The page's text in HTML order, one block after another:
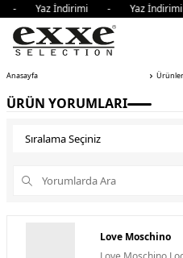
- Yaz İndirimi - Yaz
Anasayfa
ÜRÜN YORUMLARI
Love Moschino